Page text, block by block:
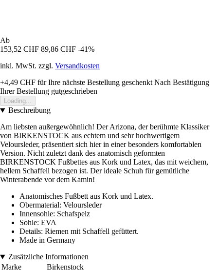
Ab
153,52 CHF 89,86 CHF -41%
inkl. MwSt. zzgl. Versandkosten
+4,49 CHF für Ihre nächste Bestellung geschenkt Nach Bestätigung
Ihrer Bestellung gutgeschrieben
Loading...
Beschreibung
Am liebsten außergewöhnlich! Der Arizona, der berühmte Klassiker
von BIRKENSTOCK aus echtem und sehr hochwertigem
Veloursleder, präsentiert sich hier in einer besonders komfortablen
Version. Nicht zuletzt dank des anatomisch geformten
BIRKENSTOCK Fußbettes aus Kork und Latex, das mit weichem,
hellem Schaffell bezogen ist. Der ideale Schuh für gemütliche
Winterabende vor dem Kamin!
Anatomisches Fußbett aus Kork und Latex.
Obermaterial: Veloursleder
Innensohle: Schafspelz
Sohle: EVA
Details: Riemen mit Schaffell gefüttert.
Made in Germany
Zusätzliche Informationen
Marke
Birkenstock